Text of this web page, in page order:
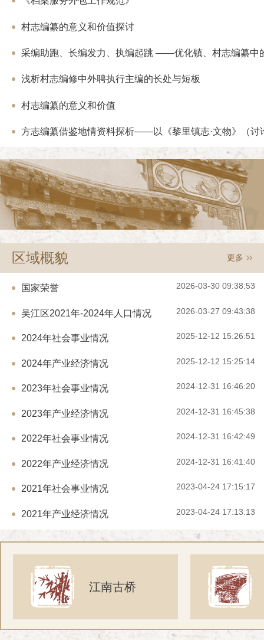
村志编纂的意义和价值探讨
采编助跑、长编发力、执编起跳 ——优化镇、村志编纂中的
浅析村志编修中外聘执行主编的长处与短板
村志编纂的意义和价值
方志编纂借鉴地情资料探析——以《黎里镇志·文物》（讨
区域概貌 更多
国家荣誉 2026-03-30 09:38:53
吴江区2021年-2024年人口情况 2026-03-27 09:43:38
2024年社会事业情况 2025-12-12 15:26:51
2024年产业经济情况 2025-12-12 15:25:14
2023年社会事业情况 2024-12-31 16:46:20
2023年产业经济情况 2024-12-31 16:45:38
2022年社会事业情况 2024-12-31 16:42:49
2022年产业经济情况 2024-12-31 16:41:40
2021年社会事业情况 2023-04-24 17:15:17
2021年产业经济情况 2023-04-24 17:13:13
江南古桥